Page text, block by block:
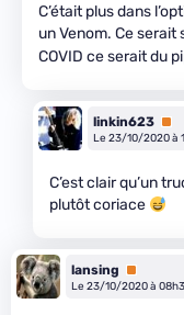
C’était plus dans
un Venom. Ce
COVID ce serait du
linkin623
Le 23/10/2020 à
C’est clair qu’un
plutôt coriace
lansing
Premium
Le 23/10/2020 à